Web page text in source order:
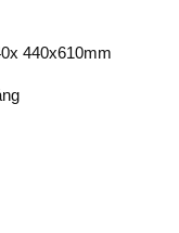
440x610mm